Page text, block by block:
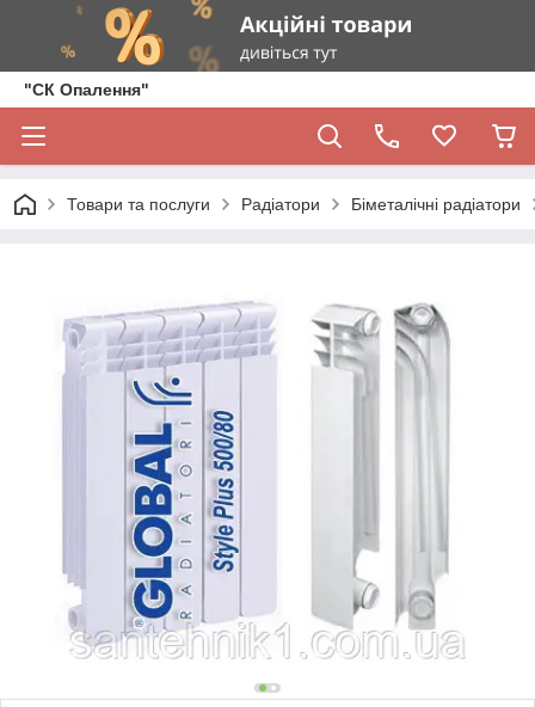
"СК Опалення"
Товари та послуги Радіатори Біметалічні радіатори